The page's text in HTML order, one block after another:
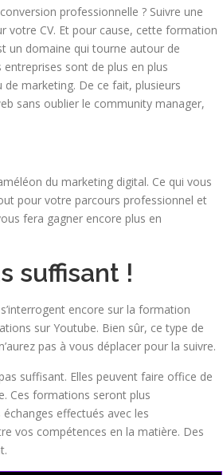
professionnelle ? Suivre une
votre CV. Et pour cause, cette formation
un domaine qui tourne autour de
sont de plus en plus
marketing. De ce fait, plusieurs
sans oublier le community manager,
du marketing digital. Ce qui vous
pour votre parcours professionnel et
fera gagner encore plus en
suffisant !
encore sur la formation
sur Youtube. Bien sûr, ce type de
pas à vous déplacer pour la suivre.
suffisant. Elles peuvent faire office de
Ces formations seront plus
effectués avec les
vos compétences en la matière. Des